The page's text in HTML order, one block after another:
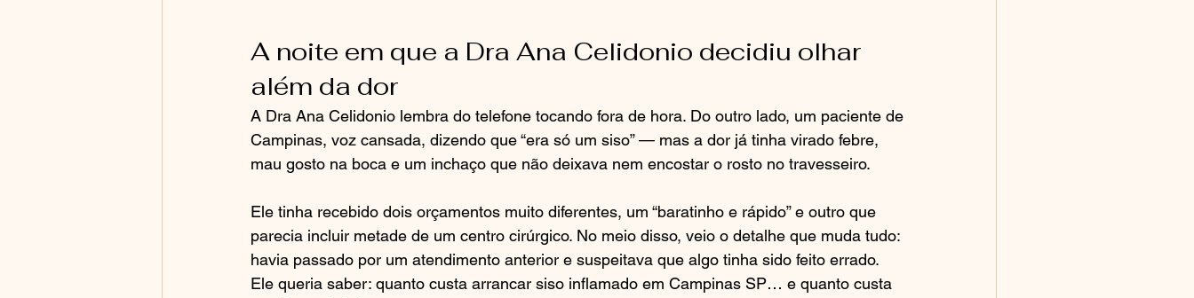
A noite em que a Dra Ana Celidonio decidiu olhar
além da dor
A Dra Ana Celidonio lembra do telefone tocando fora de hora. Do outro lado, um paciente de
Campinas, voz cansada, dizendo que “era só um siso” — mas a dor já tinha virado febre,
mau gosto na boca e um inchaço que não deixava nem encostar o rosto no travesseiro.
Ele tinha recebido dois orçamentos muito diferentes, um “baratinho e rápido” e outro que
parecia incluir metade de um centro cirúrgico. No meio disso, veio o detalhe que muda tudo:
havia passado por um atendimento anterior e suspeitava que algo tinha sido feito errado.
Ele queria saber: quanto custa arrancar siso inflamado em Campinas SP… e quanto custa